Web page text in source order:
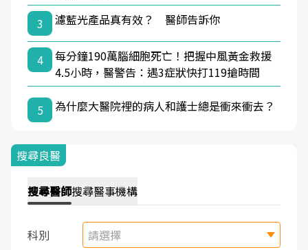
3
濾藍光產品真有效？ 醫師告訴你
4
每分鐘190萬腦細胞死亡！把握中風黃金救援
4.5小時，醫警告：遇3症狀快打119搶時間
5 為什麼大醫院裡的病人和護士總是衝來衝去？
搜尋良醫
搜尋醫師搜尋醫事機構
科別 請選擇